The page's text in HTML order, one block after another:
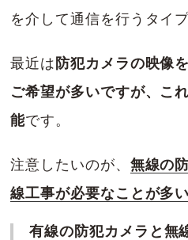
を介して通信を行うタイ
最近は 防犯カメラの映像
ご希望が多いですが、こ
能です。
注意したいのが、 無線の
線工事が必要なことが多い
有線の防犯カメラと無